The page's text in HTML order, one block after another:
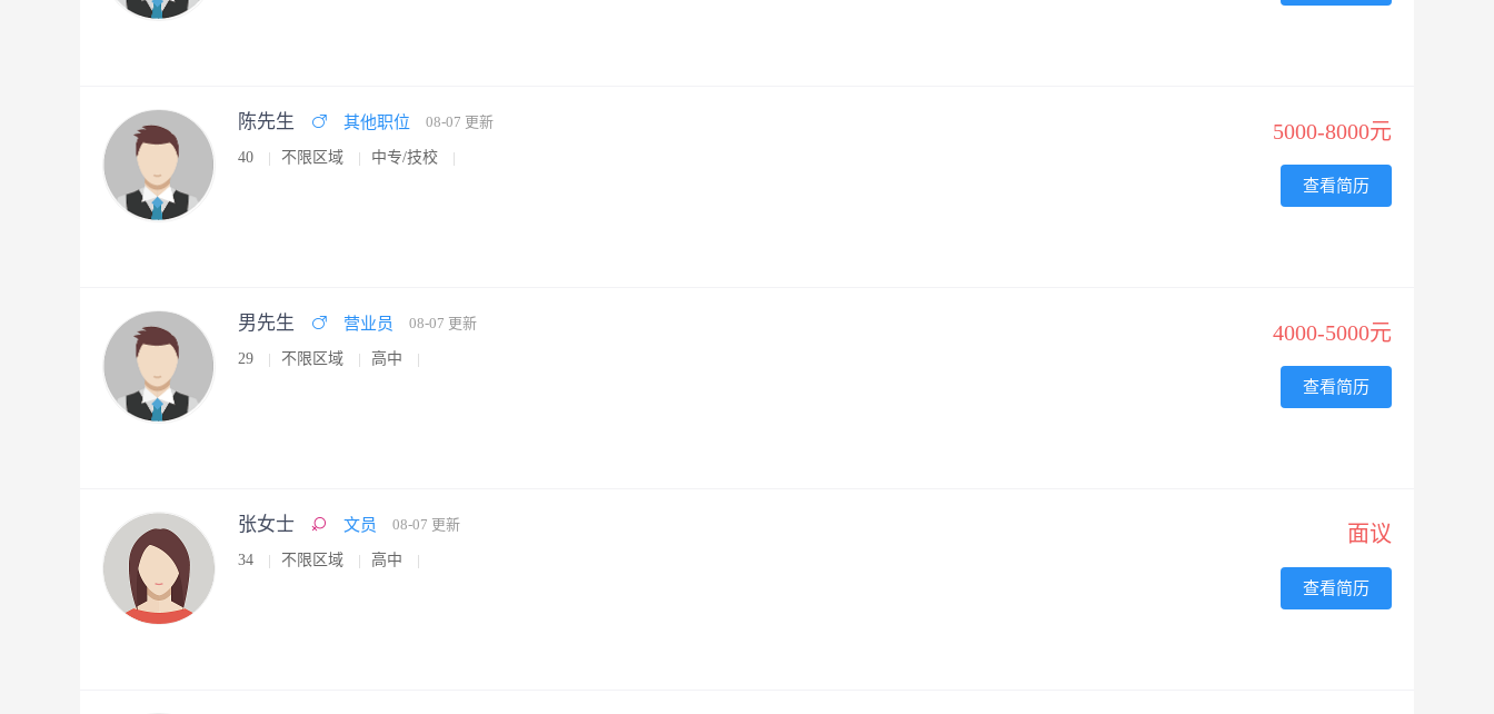
陈先生 其他职位 08-07 更新
40 不限区域 中专/技校
5000-8000元
查看简历
男先生 营业员 08-07 更新
29 不限区域 高中
4000-5000元
查看简历
张女士 文员 08-07 更新
34 不限区域 高中
面议
查看简历